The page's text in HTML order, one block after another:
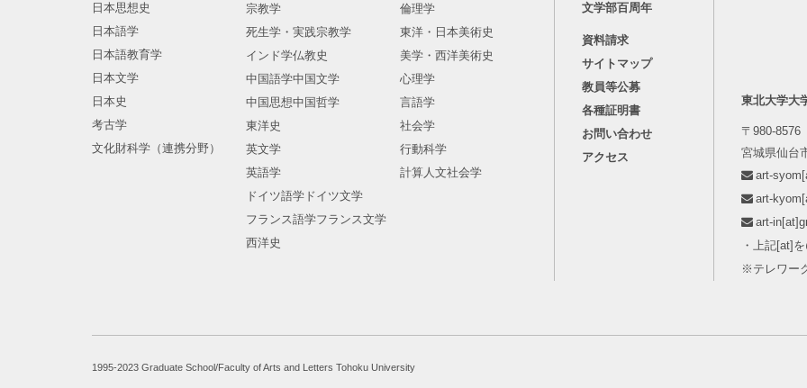
日本思想史
日本語学
日本語教育学
日本文学
日本史
考古学
文化財科学（連携分野）
宗教学
死生学・実践宗教学
インド学仏教史
中国語学中国文学
中国思想中国哲学
東洋史
英文学
英語学
ドイツ語学ドイツ文学
フランス語学フランス文学
西洋史
倫理学
東洋・日本美術史
美学・西洋美術史
心理学
言語学
社会学
行動科学
計算人文社会学
文学部百周年
資料請求
サイトマップ
教員等公募
各種証明書
お問い合わせ
アクセス
東北大学大
〒980-8576
宮城県仙台
art-
art-
art-
・上記[at]
※テレワー
1995-2023 Graduate School/Faculty of Arts and Letters Tohoku University